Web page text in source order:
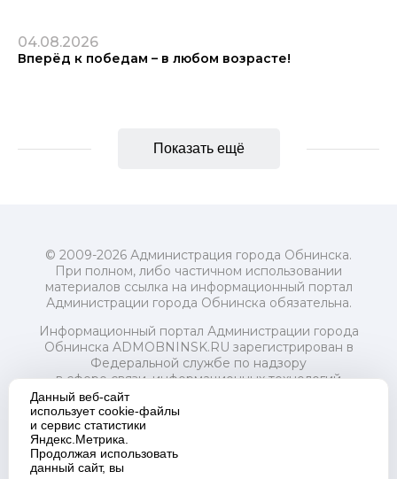
04.08.2026
Вперёд к победам – в любом возрасте!
Показать ещё
© 2009-2026 Администрация города Обнинска.
При полном, либо частичном использовании
материалов ссылка на информационный портал
Администрации города Обнинска обязательна.
Информационный портал Администрации города
Обнинска ADMOBNINSK.RU зарегистрирован в
Федеральной службе по надзору
в сфере связи, информационных технологий
и массовых коммуникаций (Роскомнадзор) 24 июля
2018 года.
Свидетельство о регистрации Эл № ФС77-73321
Учредитель: Администрация (исполнительно-
распорядительный орган) городского округа "Город
Данный веб-сайт
использует cookie-файлы
и сервис статистики
Яндекс.Метрика.
Продолжая использовать
данный сайт, вы